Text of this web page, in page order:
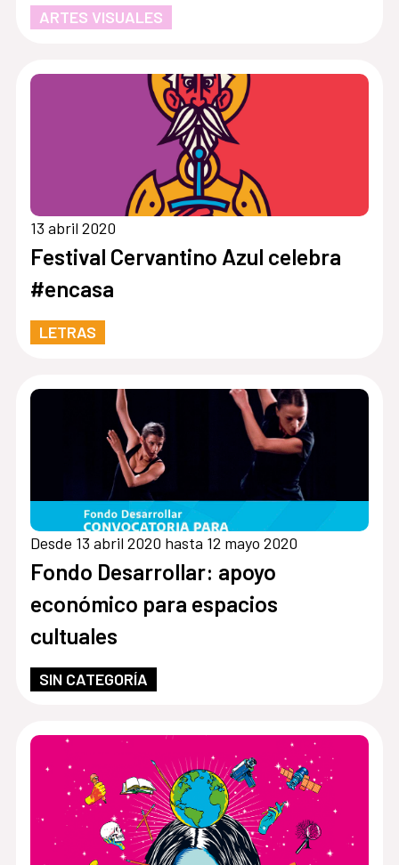
ARTES VISUALES
13 abril 2020
Festival Cervantino Azul celebra
#encasa
LETRAS
Desde 13 abril 2020 hasta 12 mayo 2020
Fondo Desarrollar: apoyo
económico para espacios
cultuales
SIN CATEGORÍA